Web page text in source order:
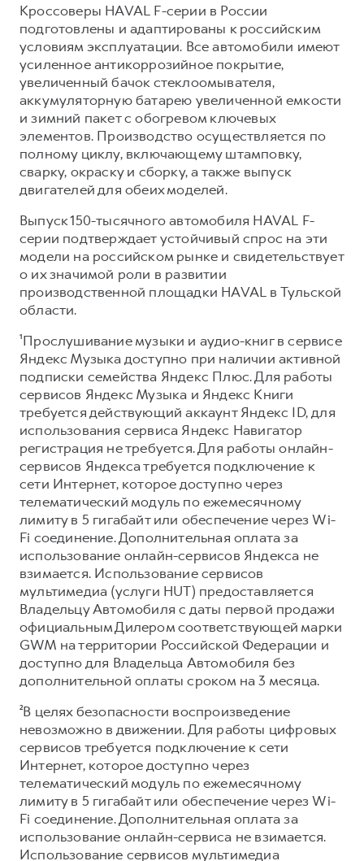
Кроссоверы HAVAL F-серии в России
подготовлены и адаптированы к российским
условиям эксплуатации. Все автомобили имеют
усиленное антикоррозийное покрытие,
увеличенный бачок стеклоомывателя,
аккумуляторную батарею увеличенной емкости
и зимний пакет с обогревом ключевых
элементов. Производство осуществляется по
полному циклу, включающему штамповку,
сварку, окраску и сборку, а также выпуск
двигателей для обеих моделей.
Выпуск 150-тысячного автомобиля HAVAL F-
серии подтверждает устойчивый спрос на эти
модели на российском рынке и свидетельствует
о их значимой роли в развитии
производственной площадки HAVAL в Тульской
области.
¹Прослушивание музыки и аудио-книг в сервисе
Яндекс Музыка доступно при наличии активной
подписки семейства Яндекс Плюс. Для работы
сервисов Яндекс Музыка и Яндекс Книги
требуется действующий аккаунт Яндекс ID, для
использования сервиса Яндекс Навигатор
регистрация не требуется. Для работы онлайн-
сервисов Яндекса требуется подключение к
сети Интернет, которое доступно через
телематический модуль по ежемесячному
лимиту в 5 гигабайт или обеспечение через Wi-
Fi соединение. Дополнительная оплата за
использование онлайн-сервисов Яндекса не
взимается. Использование сервисов
мультимедиа (услуги HUT) предоставляется
Владельцу Автомобиля с даты первой продажи
официальным Дилером соответствующей марки
GWM на территории Российской Федерации и
доступно для Владельца Автомобиля без
дополнительной оплаты сроком на 3 месяца.
²В целях безопасности воспроизведение
невозможно в движении. Для работы цифровых
сервисов требуется подключение к сети
Интернет, которое доступно через
телематический модуль по ежемесячному
лимиту в 5 гигабайт или обеспечение через Wi-
Fi соединение. Дополнительная оплата за
использование онлайн-сервиса не взимается.
Использование сервисов мультимедиа